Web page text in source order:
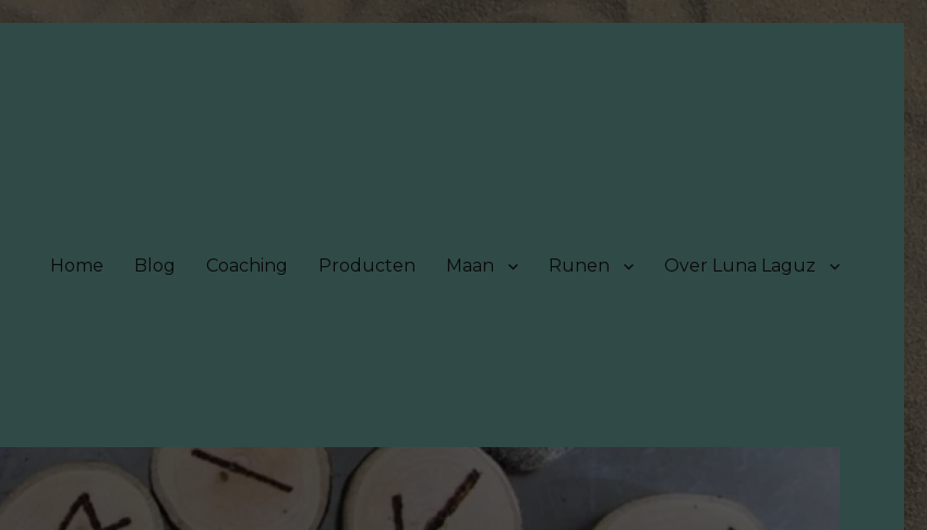
Home Blog Coaching Producten Maan Runen Over Luna Laguz